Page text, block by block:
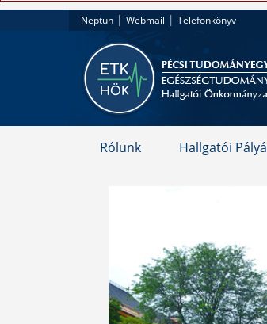
Neptun | Webmail | Telefonkönyv
Rólunk Hallgatói